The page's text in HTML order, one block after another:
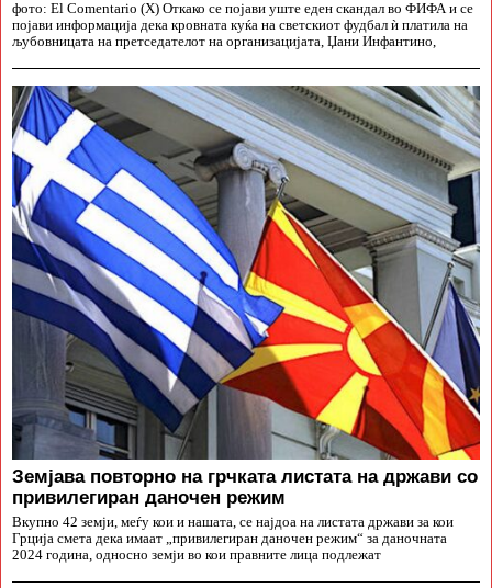
фото: El Comentario (X) Откако се појави уште еден скандал во ФИФА и се
појави информација дека кровната куќа на светскиот фудбал ѝ платила на
љубовницата на претседателот на организацијата, Џани Инфантино,
Земјава повторно на грчката листата на држави со
привилегиран даночен режим
Вкупно 42 земји, меѓу кои и нашата, се најдоа на листата држави за кои
Грција смета дека имаат „привилегиран даночен режим“ за даночната
2024 година, односно земји во кои правните лица подлежат